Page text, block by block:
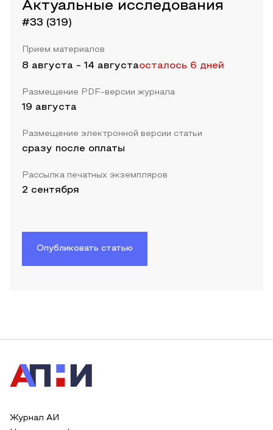
Актуальные исследования
#33 (319)
Прием материалов
8 августа - 14 августаосталось 6 дней
Размещение PDF-версии журнала
19 августа
Размещение электронной версии статьи
сразу после оплаты
Рассылка печатных экземпляров
2 сентября
Опубликовать статью
Журнал АИ